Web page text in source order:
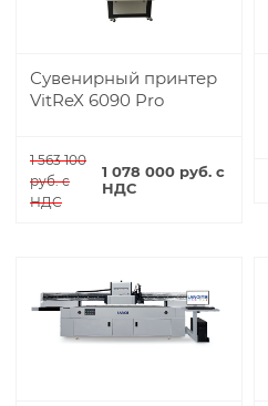
Сувенирный принтер
VitReX 6090 Pro
1 563 100
руб. с
НДС
1 078 000 руб. с
НДС